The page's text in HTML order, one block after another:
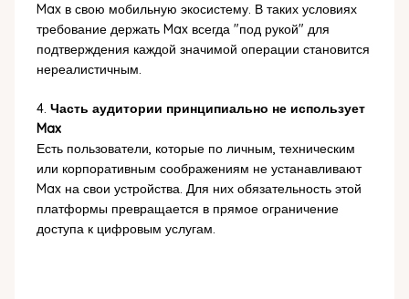
Max в свою мобильную экосистему. В таких условиях
требование держать Max всегда "под рукой" для
подтверждения каждой значимой операции становится
нереалистичным.
4. Часть аудитории принципиально не использует
Max
Есть пользователи, которые по личным, техническим
или корпоративным соображениям не устанавливают
Max на свои устройства. Для них обязательность этой
платформы превращается в прямое ограничение
доступа к цифровым услугам.